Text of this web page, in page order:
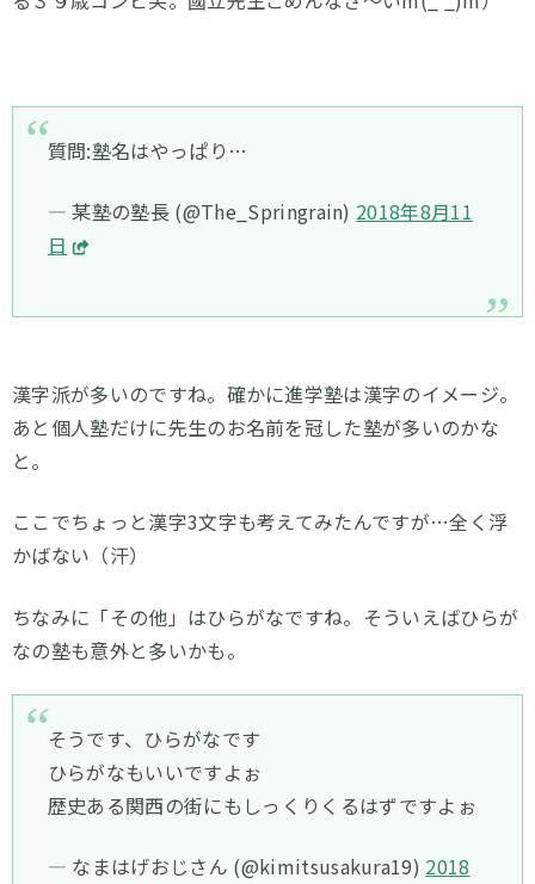
質問:塾名はやっぱり…
— 某塾の塾長 (@The_Springrain) 2018年8月11
日
漢字派が多いのですね。確かに進学塾は漢字のイメージ。
あと個人塾だけに先生のお名前を冠した塾が多いのかな
と。
ここでちょっと漢字3文字も考えてみたんですが…全く浮
かばない（汗）
ちなみに「その他」はひらがなですね。そういえばひらが
なの塾も意外と多いかも。
そうです、ひらがなです
ひらがなもいいですよぉ
歴史ある関西の街にもしっくりくるはずですよぉ
— なまはげおじさん (@kimitsusakura19) 2018